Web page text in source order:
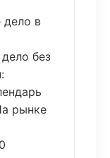
дело в
без
рынке